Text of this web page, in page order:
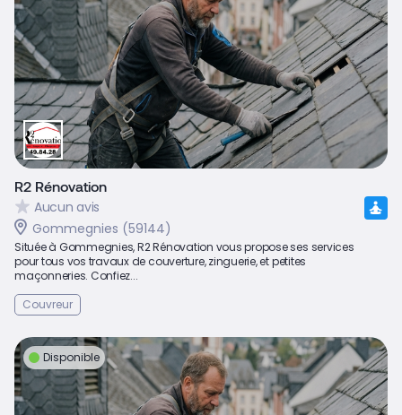
R2 Rénovation
Aucun avis
Gommegnies (59144)
Située à Gommegnies, R2 Rénovation vous propose ses services
pour tous vos travaux de couverture, zinguerie, et petites
maçonneries. Confiez...
Couvreur
Disponible